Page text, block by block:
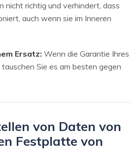
nicht richtig und verhindert, dass
auch wenn sie im Inneren
Ersatz: Wenn die Garantie Ihres
Sie es am besten gegen
von Daten von
Festplatte von